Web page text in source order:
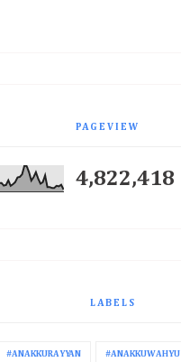
PAGEVIEW
4,822,418
LABELS
#ANAKKURAYYAN #ANAKKUWAHYU